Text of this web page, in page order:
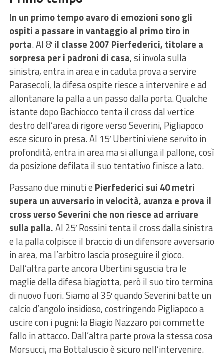
In un primo tempo avaro di emozioni sono gli
ospiti a passare in vantaggio al primo tiro in
porta. Al 8′il classe 2007 Pierfederici, titolare a
sorpresa per i padroni di casa, si invola sulla
sinistra, entra in area e in caduta prova a servire
Parasecoli, la difesa ospite riesce a intervenire e ad
allontanare la palla a un passo dalla porta. Qualche
istante dopo Bachiocco tenta il cross dal vertice
destro dell’area di rigore verso Severini, Pigliapoco
esce sicuro in presa. Al 15′ Ubertini viene servito in
profondità, entra in area ma si allunga il pallone, così
da posizione defilata il suo tentativo finisce a lato.
Passano due minuti e Pierfederici sui 40 metri
supera un avversario in velocità, avanza e prova il
cross verso Severini che non riesce ad arrivare
sulla palla.Al 25′ Rossini tenta il cross dalla sinistra
e la palla colpisce il braccio di un difensore avversario
in area, ma l’arbitro lascia proseguire il gioco.
Dall’altra parte ancora Ubertini sguscia tra le
maglie della difesa biagiotta, però il suo tiro termina
di nuovo fuori. Siamo al 35′ quando Severini batte un
calcio d’angolo insidioso, costringendo Pigliapoco a
uscire con i pugni: la Biagio Nazzaro poi commette
fallo in attacco. Dall’altra parte prova la stessa cosa
Morsucci, ma Bottaluscio è sicuro nell’intervenire.